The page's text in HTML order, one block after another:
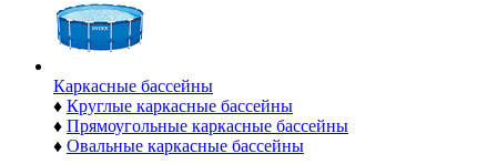
Каркасные бассейны
♦ Круглые каркасные бассейны
♦ Прямоугольные каркасные бассейны
♦ Овальные каркасные бассейны